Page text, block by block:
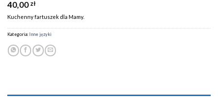
40,00 zł
Kuchenny fartuszek dla Mamy.
Kategoria: Inne języki